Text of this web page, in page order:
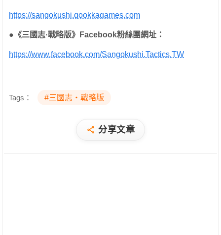
https://sangokushi.qookkagames.com
● 《三國志·戰略版》 Facebook粉絲團網址：
https://www.facebook.com/Sangokushi.Tactics.TW
Tags： #三國志・戰略版
分享文章